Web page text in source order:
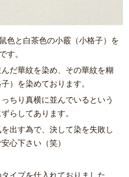
色と白茶色の小霰（小格子）を
す。
だ華紋を染め、その華紋を糊
）を染めております。
ちり真横に並んでいるという
らしてあります。
出す為で、決して染を失敗し
心下さい（笑）
イプを仕入れておりました